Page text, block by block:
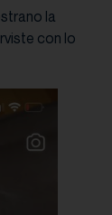
la
con lo